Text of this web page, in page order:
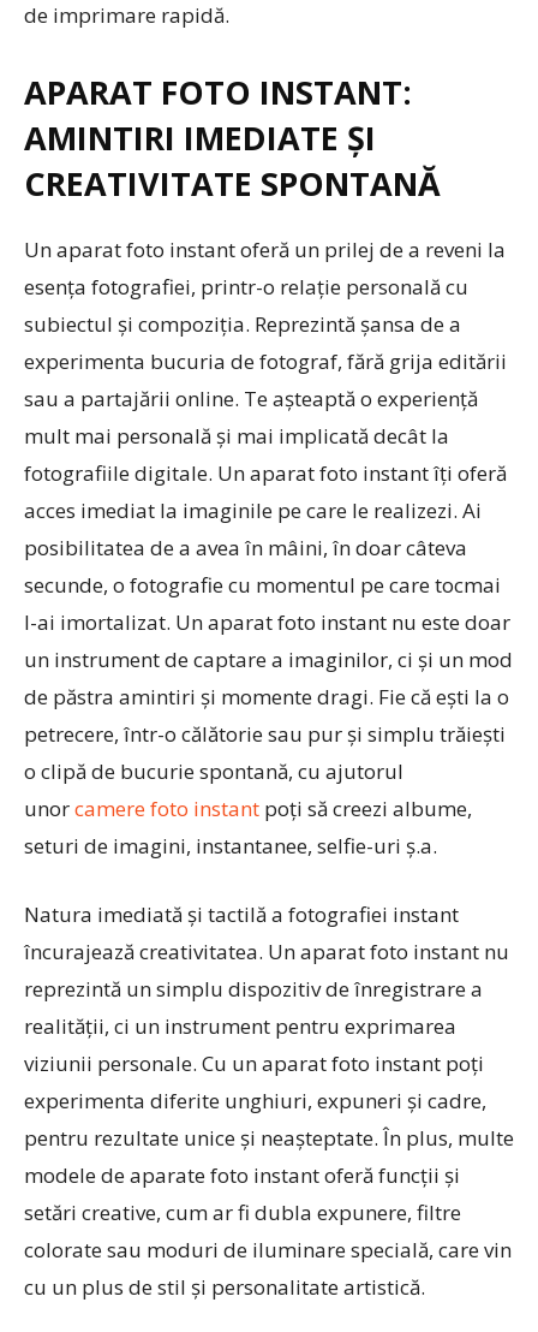
de imprimare rapidă.
APARAT FOTO INSTANT:
AMINTIRI IMEDIATE ȘI
CREATIVITATE SPONTANĂ
Un aparat foto instant oferă un prilej de a reveni la
esența fotografiei, printr-o relație personală cu
subiectul și compoziția. Reprezintă șansa de a
experimenta bucuria de fotograf, fără grija editării
sau a partajării online. Te așteaptă o experiență
mult mai personală și mai implicată decât la
fotografiile digitale. Un aparat foto instant îți oferă
acces imediat la imaginile pe care le realizezi. Ai
posibilitatea de a avea în mâini, în doar câteva
secunde, o fotografie cu momentul pe care tocmai
l-ai imortalizat. Un aparat foto instant nu este doar
un instrument de captare a imaginilor, ci și un mod
de păstra amintiri și momente dragi. Fie că ești la o
petrecere, într-o călătorie sau pur și simplu trăiești
o clipă de bucurie spontană, cu ajutorul
unorcamere foto instant poți să creezi albume,
seturi de imagini, instantanee, selfie-uri ș.a.
Natura imediată și tactilă a fotografiei instant
încurajează creativitatea. Un aparat foto instant nu
reprezintă un simplu dispozitiv de înregistrare a
realității, ci un instrument pentru exprimarea
viziunii personale. Cu un aparat foto instant poți
experimenta diferite unghiuri, expuneri și cadre,
pentru rezultate unice și neașteptate. În plus, multe
modele de aparate foto instant oferă funcții și
setări creative, cum ar fi dubla expunere, filtre
colorate sau moduri de iluminare specială, care vin
cu un plus de stil și personalitate artistică.